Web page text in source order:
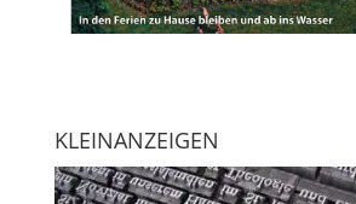
KLEINANZEIGEN